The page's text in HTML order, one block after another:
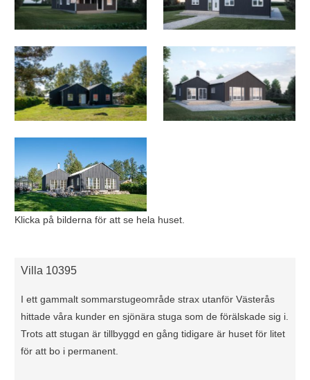
Klicka på bilderna för att se hela huset.
Villa 10395
I ett gammalt sommarstugeområde strax utanför Västerås
hittade våra kunder en sjönära stuga som de förälskade sig i.
Trots att stugan är tillbyggd en gång tidigare är huset för litet
för att bo i permanent.